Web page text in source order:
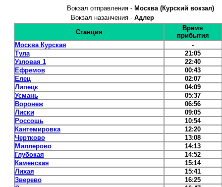
Вокзал отправления - Москва (Курский вокзал)
Вокзал назанчения - Адлер
Станция
Время
прибытия
Москва Курская
-
Тула
21:05
Узловая 1
22:40
Ефремов
00:43
Елец
02:07
Липецк
04:09
Усмань
05:37
Воронеж
06:56
Лиски
09:05
Россошь
10:54
Кантемировка
12:20
Чертково
13:08
Миллерово
14:13
Глубокая
14:52
Каменская
15:14
Лихая
15:41
Зверево
16:25